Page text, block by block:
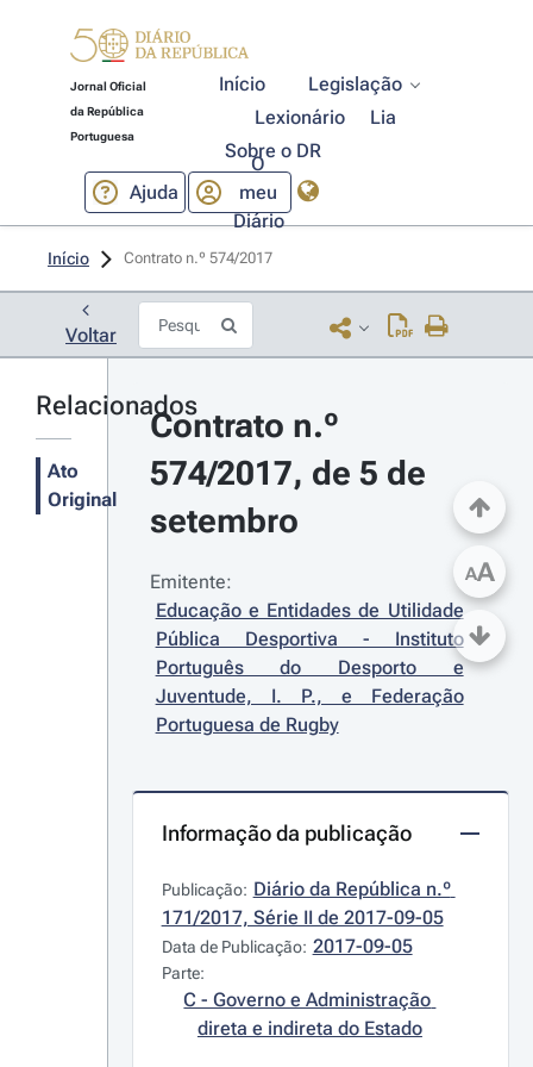
Jornal Oficial
da República
Portuguesa
Início
Legislação
Lexionário
Lia
Sobre o DR
Ajuda
O
meu
Diário
Início Contrato n.º 574/2017
Voltar
Relacionados
Ato
Original
Contrato n.º
574/2017, de 5 de
setembro
Emitente:
Educação e Entidades de Utilidade
Pública Desportiva - Instituto
Português do Desporto e
Juventude, I. P., e Federação
Portuguesa de Rugby
Informação da publicação
Publicação: Diário da República n.º
171/2017, Série II de 2017-09-05
Data de Publicação: 2017-09-05
Parte:
C - Governo e Administração
direta e indireta do Estado
AA